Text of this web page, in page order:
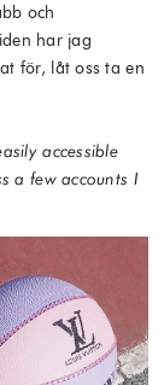
och
har jag
för, låt oss ta en
accessible
a few accounts I